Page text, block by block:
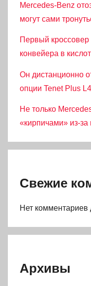
Mercedes-Benz
могут сами
Первый
конвейера в
Он дистанционно
опции Tenet Plus L4
Не только
«кирпичами» из-
Свежие
Нет комментариев
Архивы